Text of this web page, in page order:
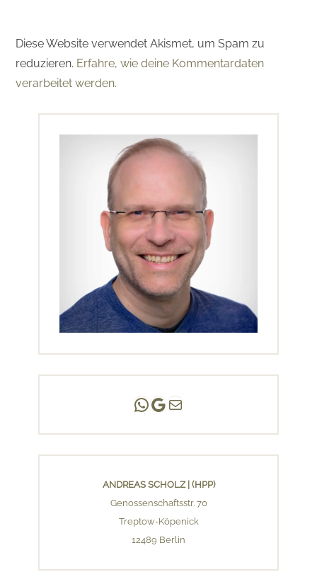
Diese Website verwendet Akismet, um Spam zu
reduzieren. Erfahre, wie deine Kommentardaten
verarbeitet werden.
Andreas Scholz | (HPP)
Praxis Adlershof
E-Mail an mich ...
ANDREAS SCHOLZ | (HPP)
Genossenschaftsstr. 70
Treptow-Köpenick
12489 Berlin